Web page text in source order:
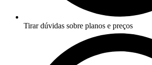
Tirar dúvidas sobre planos e preços